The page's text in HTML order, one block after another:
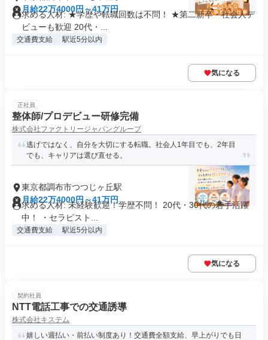
月給22万4000円～41万円
求める人材: ★学歴や転職回数は不問！ ★第二新卒・社会人デ
ビューも歓迎 20代・...
交通費支給 駅近5分以内
気になる
正社員
整体師/プロデビュー研修完備
株式会社ファクトリージャパングループ
逃げではなく、自分を大切にする転職。社会人1年目でも、2年目
でも、キャリアは選び直せる。
東京都調布市つつじヶ丘駅
月給22万4000円～41万円
求める人材: 未経験歓迎！学歴不問！ 20代・30代の若手活躍
中！ ・セラピスト...
交通費支給 駅近5分以内
気になる
契約社員
NTT電話工事での交通誘導
株式会社キステム
嬉しい週払い・前払い制度あり！交通費全額支給、早上がりでも日